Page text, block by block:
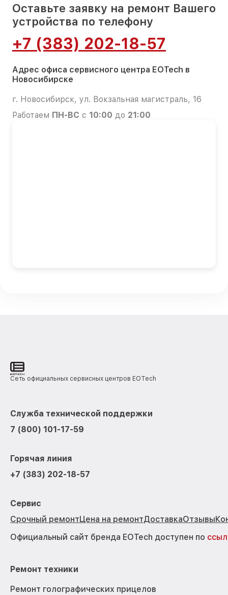
Оставьте заявку на ремонт Вашего
устройства по телефону
+7 (383) 202-18-57
Адрес офиса сервисного центра EOTech в
Новосибирске
г. Новосибирск, ул. Вокзальная магистраль, 16
Работаем ПН-ВС с 10:00 до 21:00
Сеть официальных сервисных центров EOTech
Служба технической поддержки
7 (800) 101-17-59
Горячая линия
+7 (383) 202-18-57
Сервис
Срочный ремонтЦена на ремонтДоставкаОтзывы
Официальный сайт бренда EOTech доступен по
Ремонт техники
Ремонт голографических прицелов